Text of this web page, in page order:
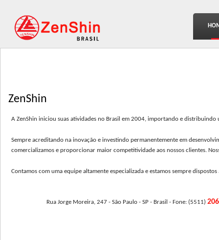
ZenShin
A ZenShin iniciou suas atividades no Brasil em 2004, importando e
Sempre acreditando na inovação e investindo permanentemente em
comercializamos e proporcionar maior competitividade aos nossos clientes.
Contamos com uma equipe altamente especializada e estamos sempre
Rua Jorge Moreira, 247 - São Paulo - SP - Brasil - Fone: (5511)